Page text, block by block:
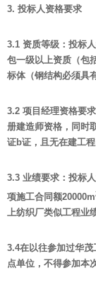
3. 投标人资格要求
3.1 资质等级：投标
包一级以上资质（包
标体（钢结构必须具
3.2 项目经理资格要
册建造师资格，同时
证b证，且无在建工程
3.3 业绩要求：投标
项施工合同额20000m
上纺织厂类似工程业
3.4在以往参加过华
点单位，不得参加本